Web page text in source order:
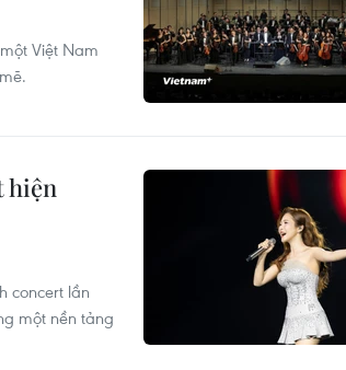
Việt Nam
hiện
concert lần
một nền tảng